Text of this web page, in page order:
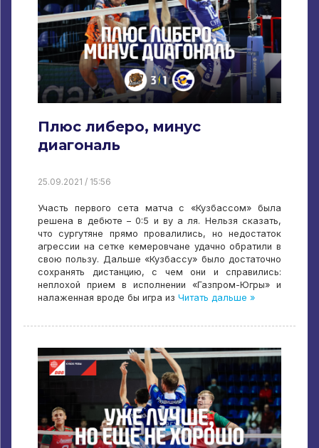
Плюс либеро, минус
диагональ
25.09.2021 / 15:56
Участь первого сета матча с «Кузбассом» была
решена в дебюте – 0:5 и ву а ля. Нельзя сказать,
что сургутяне прямо провалились, но недостаток
агрессии на сетке кемеровчане удачно обратили в
свою пользу. Дальше «Кузбассу» было достаточно
сохранять дистанцию, с чем они и справились:
неплохой прием в исполнении «Газпром-Югры» и
налаженная вроде бы игра из Читать дальше »